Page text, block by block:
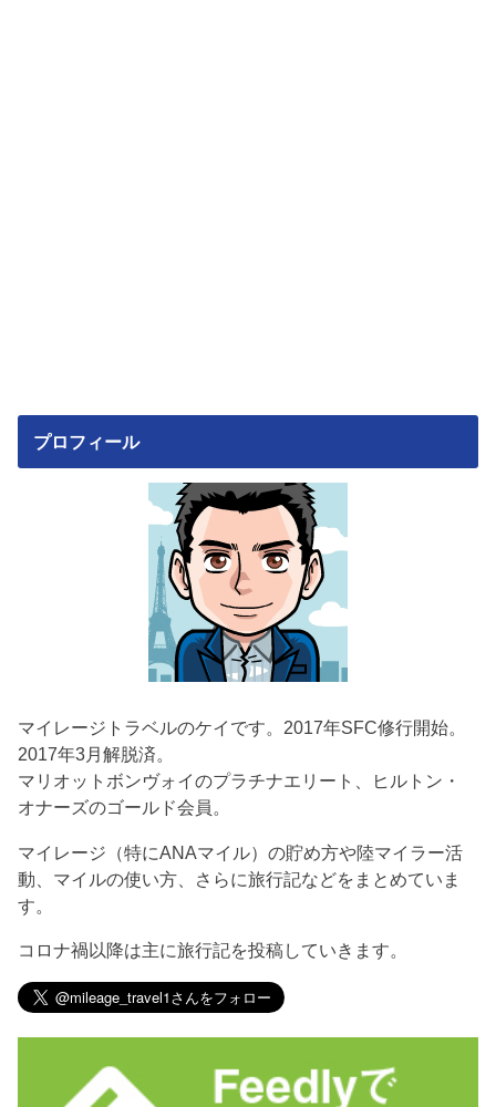
プロフィール
マイレージトラベルのケイです。2017年SFC修行開始。
2017年3月解脱済。
マリオットボンヴォイのプラチナエリート、ヒルトン・
オナーズのゴールド会員。
マイレージ（特にANAマイル）の貯め方や陸マイラー活
動、マイルの使い方、さらに旅行記などをまとめていま
す。
コロナ禍以降は主に旅行記を投稿していきます。